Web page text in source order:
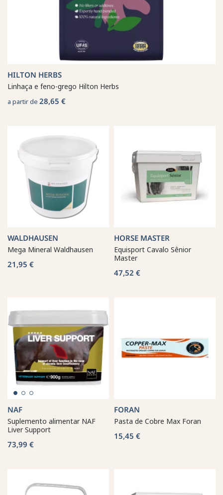
HILTON HERBS
Linhaça e feno-grego Hilton Herbs
a partir de 28,65 €
WALDHAUSEN
Mega Mineral Waldhausen
21,95 €
HORSE MASTER
Equisport Cavalo Sênior
Master
47,52 €
NAF
Suplemento alimentar NAF
Liver Support
73,99 €
FORAN
Pasta de Cobre Max Foran
15,45 €